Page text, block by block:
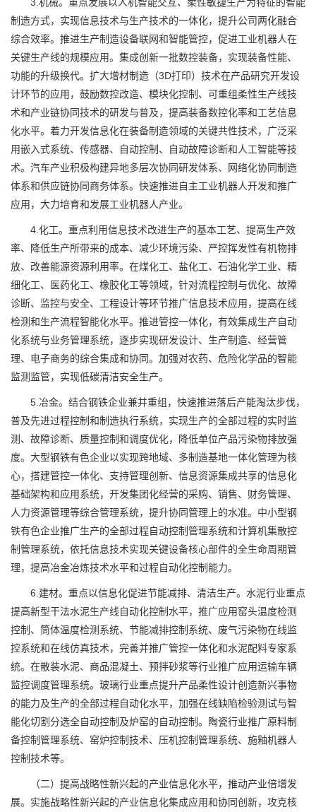
制造方式，实现信息技术与生产技术的一体化，提升公司两化融合
综合效率。推进生产制造设备联网和智能管控，促进工业机器人在
关键生产线的规模应用。集成创新一批数控装备，实现装备性能、
功能的升级换代。扩大增材制造（3D打印）技术在产品研究开发设
计环节的应用，鼓励数控改造、模块化控制、可重组柔性生产线技
术和产业链协同技术的研发与普及，提高装备数控化率和工艺信息
化水平。着力开发信息化在装备制造领域的关键共性技术，广泛采
用嵌入式系统、传感器、自动控制、自动故障诊断和人工智能等技
术。汽车产业积极构建异地多层次协同研发体系、网络化协同制造
体系和供应链协同商务体系。快速推进自主工业机器人开发和推广
应用，大力培育和发展工业机器人产业。
4.化工。重点利用信息技术改进生产的基本工艺、提高生产效
率、降低生产所带来的成本、减少环境污染、严控挥发性有机物排
放、改善能源资源利用率。在煤化工、盐化工、石油化学工业、精
细化工、医药化工、橡胶化工等领域，针对流程控制与优化、故障
诊断、监控与安全、工程设计等环节推广信息技术应用，提高在线
检测和生产流程智能化水平。推进管控一体化，有效集成生产自动
化系统与业务管理系统，逐步实现研发设计、生产制造、经营管
理、电子商务的综合集成和协同。加强对农药、危险化学品的智能
监测监管，实现低碳清洁安全生产。
5.冶金。结合钢铁企业兼并重组，快速推进落后产能淘汰步伐，
普及先进过程控制和制造执行系统，实现生产的全部过程的实时监
测、故障诊断、质量控制和调度优化，降低单位产品污染物排放强
度。大型钢铁有色企业以实现跨地域、多制造基地一体化管理为核
心，搭建管控一体化、支持管理创新、信息资源集成共享的信息化
基础架构和应用系统，开发集团化经营的采购、销售、财务管理、
人力资源管理等综合管理系统，提升协同管理上的水准。中小型钢
铁有色企业推广生产的全部过程自动控制管理系统和计算机集散控
制管理系统，依托信息技术实现关键设备核心部件的全生命周期管
理，提高冶金冶炼技术水平和过程自动化控制能力。
6.建材。重点以信息化促进节能减排、清洁生产。水泥行业重点
提高新型干法水泥生产线自动化控制水平，推广应用窑头温度检测
控制、筒体温度检测系统、节能减排控制系统、废气污染物在线监
控系统和在线仿真技术，完善并推广管控一体化和水泥配料专家系
统。在散装水泥、商品混凝土、预拌砂浆等行业推广应用运输车辆
监控调度管理系统。玻璃行业重点提升产品柔性设计创造新兴事物
的能力及生产的全部过程自动化水平，加强在线缺陷检验测试与智
能化切割分选全自动控制及炉窑的自动控制。陶瓷行业推广原料制
备控制管理系统、窑炉控制技术、压机控制管理系统、施釉机器人
控制技术等。
（二）提高战略性新兴起的产业信息化水平，推动产业倍增发
展。实施战略性新兴起的产业信息化集成应用和协同创新，攻克核